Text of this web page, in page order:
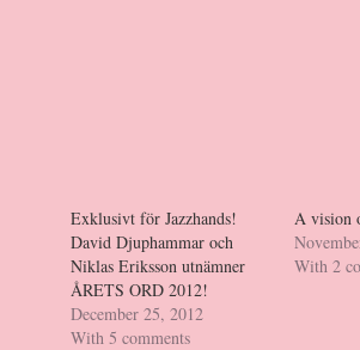
Exklusivt för Jazzhands!
David Djuphammar och
Niklas Eriksson utnämner
ÅRETS ORD 2012!
December 25, 2012
With 5 comments
A vision
With 2